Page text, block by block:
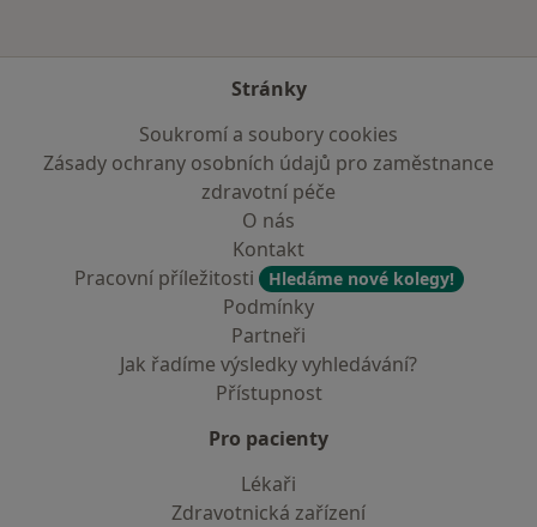
Stránky
Soukromí a soubory cookies
Zásady ochrany osobních údajů pro zaměstnance
zdravotní péče
O nás
Kontakt
Pracovní příležitosti
Hledáme nové kolegy!
Podmínky
Partneři
Jak řadíme výsledky vyhledávání?
Přístupnost
Pro pacienty
Lékaři
Zdravotnická zařízení